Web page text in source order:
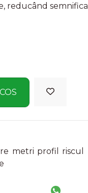
reducând
metri profil riscul